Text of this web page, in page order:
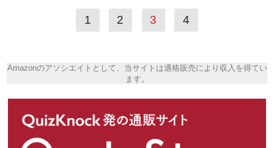
1 2 3 4
Amazonのアソシエイトとして、当サイトは適格販売により収入を得てい
ます。